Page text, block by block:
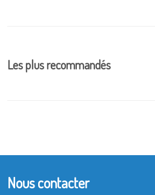
Les plus recommandés
Nous contacter